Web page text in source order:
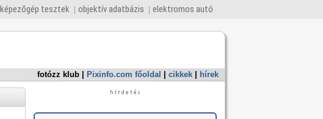
tesztek objektív adatbázis elektromos autó
fotózz klub Pixinfo.com főoldal cikkek hírek